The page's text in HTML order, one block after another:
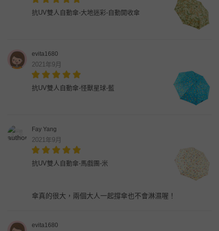
抗UV雙人自動傘-大地迷彩-自動開收傘
evita1680
2021年9月
抗UV雙人自動傘-怪獸星球-藍
Fay Yang
2021年9月
抗UV雙人自動傘-馬戲團-米
傘真的很大，兩個大人一起撐傘也不會淋濕喔！
evita1680